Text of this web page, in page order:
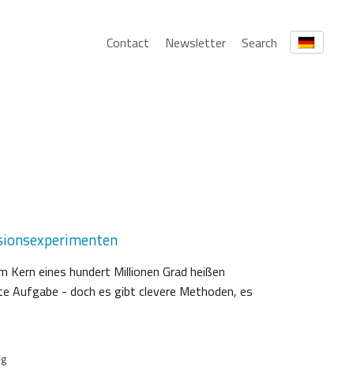
Contact Newsletter Search
eines hundert Millionen Grad heißen
Aufgabe - doch es gibt clevere Methoden, es